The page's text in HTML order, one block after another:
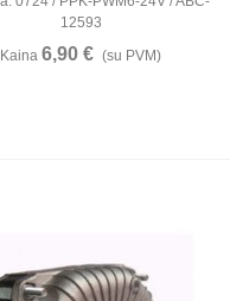
12593
Kaina6,90 € (su PVM)